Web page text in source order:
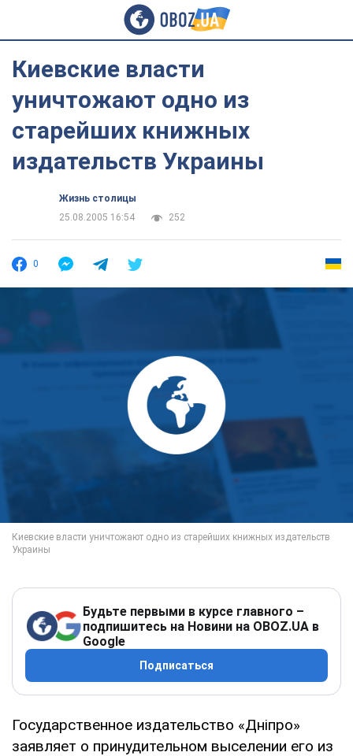
Киевские власти
уничтожают одно из
старейших книжных
издательств Украины
Жизнь столицы
25.08.2005 16:54
252
0
Будьте первыми в курсе главного –
подпишитесь на Новини на OBOZ.UA в
Google
Подписаться
Государственное издательство «Дніпро»
заявляет о принудительном выселении его из